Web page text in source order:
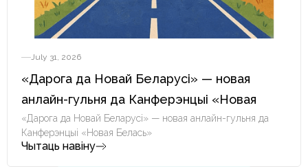
July 31, 2026
«Дарога да Новай Беларусі» — новая
анлайн-гульня да Канферэнцыі «Новая
Белась»
«Дарога да Новай Беларусі» — новая анлайн-гульня да
Канферэнцыі «Новая Белась»
Чытаць навіну